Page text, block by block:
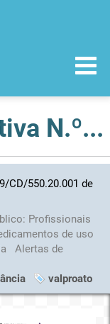
Circular Informativa N.º 049/CD/550.20.001 de 07/02/2020
CD/550.20.001 de
Profissionais
de uso
Alertas de
valproato